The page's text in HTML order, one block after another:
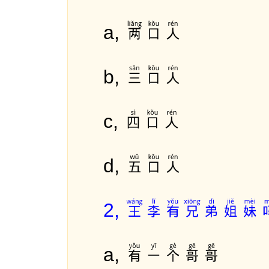
a, 两口人
b, 三口人
c, 四口人
d, 五口人
2, 王李有兄弟姐妹
a, 有一个哥哥